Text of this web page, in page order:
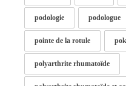
podologie podologue
pointe de la rotule
polyarthrite rhumatoïde